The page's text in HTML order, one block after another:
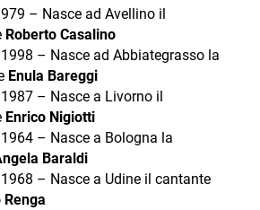
– Nasce ad Avellino il
Roberto Casalino
– Nasce ad Abbiategrasso la
Enula Bareggi
– Nasce a Livorno il
Enrico Nigiotti
– Nasce a Bologna la
Baraldi
– Nasce a Udine il cantante
Renga